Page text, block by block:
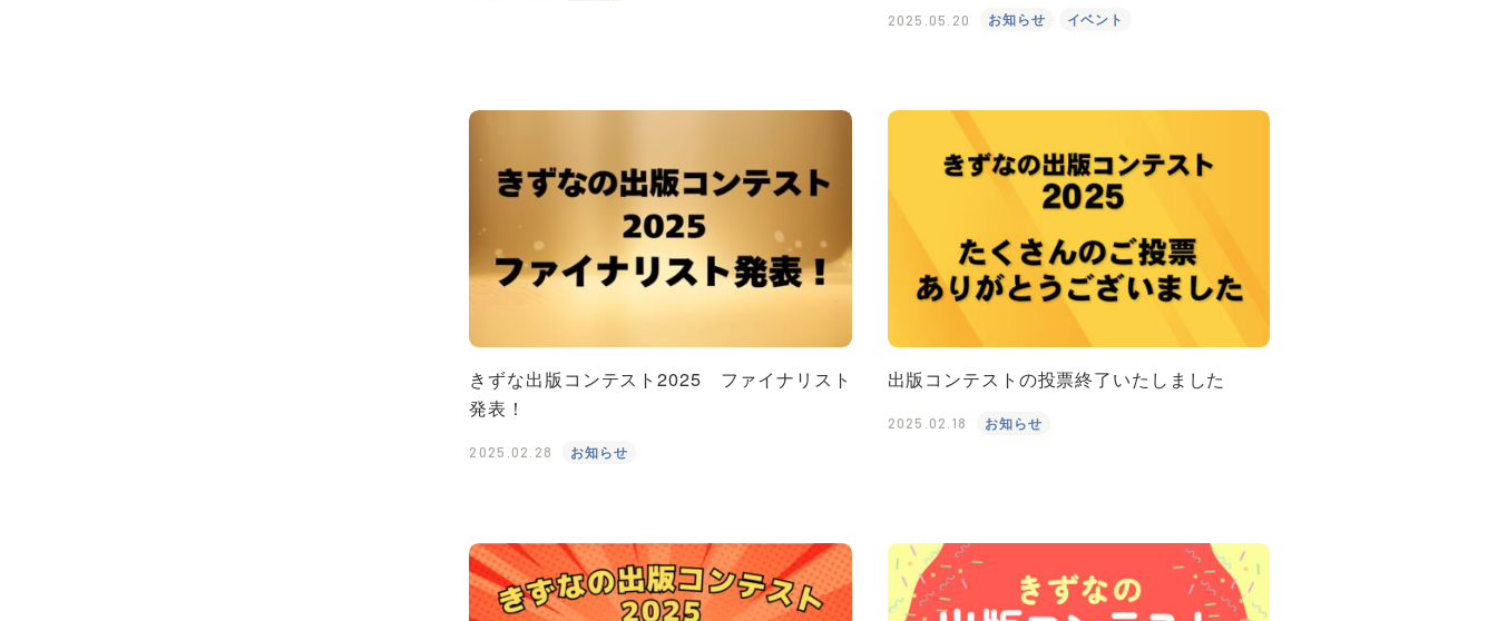
2025.05.20 お知らせ イベント
きずな出版コンテスト2025 ファイナリスト
発表！
2025.02.28 お知らせ
出版コンテストの投票終了いたしました
2025.02.18 お知らせ